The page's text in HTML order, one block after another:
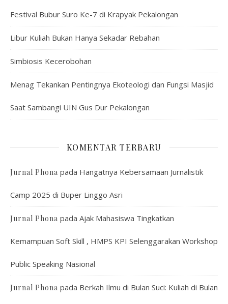
Festival Bubur Suro Ke-7 di Krapyak Pekalongan
Libur Kuliah Bukan Hanya Sekadar Rebahan
Simbiosis Kecerobohan
Menag Tekankan Pentingnya Ekoteologi dan Fungsi Masjid
Saat Sambangi UIN Gus Dur Pekalongan
KOMENTAR TERBARU
Jurnal Phona pada Hangatnya Kebersamaan Jurnalistik
Camp 2025 di Buper Linggo Asri
Jurnal Phona pada Ajak Mahasiswa Tingkatkan
Kemampuan Soft Skill , HMPS KPI Selenggarakan Workshop
Public Speaking Nasional
Jurnal Phona pada Berkah Ilmu di Bulan Suci: Kuliah di Bulan